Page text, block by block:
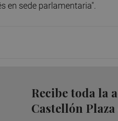
en sede parlamentaria".
Recibe toda la
Castellón